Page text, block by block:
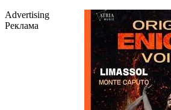
Advertising
Реклама